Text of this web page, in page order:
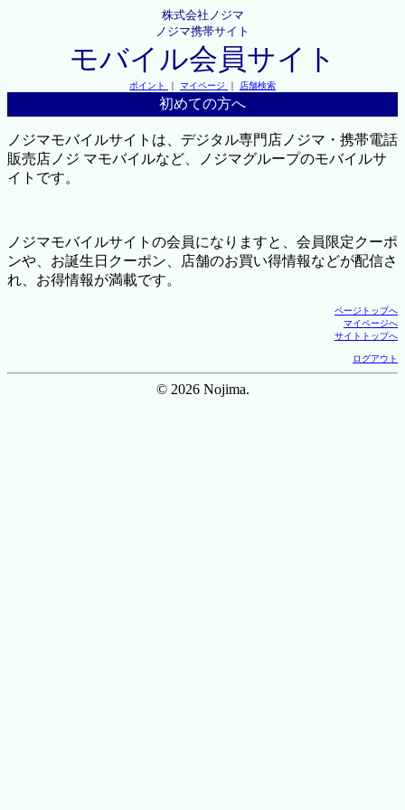
株式会社ノジマ
ノジマ携帯サイト
モバイル会員サイト
ポイント ｜ マイページ ｜ 店舗検索
初めての方へ
ノジマモバイルサイトは、デジタル専門店ノジマ・携帯電話
販売店ノジ マモバイルなど、ノジマグループのモバイルサ
イトです。
ノジマモバイルサイトの会員になりますと、会員限定クーポ
ンや、お誕生日クーポン、店舗のお買い得情報などが配信さ
れ、お得情報が満載です。
ページトップへ
マイページへ
サイトトップへ
ログアウト
© 2026 Nojima.